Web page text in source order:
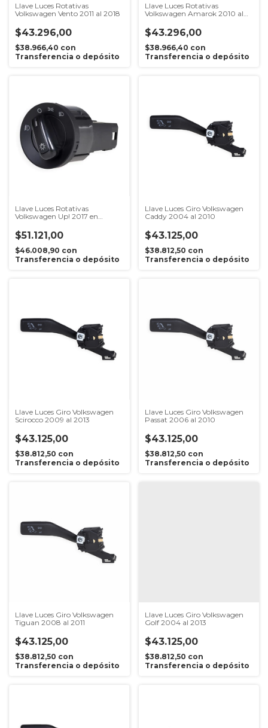
Llave Luces Rotativas
Volkswagen Vento 2011 al 2018
$43.296,00
$38.966,40 con
Transferencia o depósito
Llave Luces Rotativas
Volkswagen Amarok 2010 al
$43.296,00
$38.966,40 con
Transferencia o depósito
Llave Luces Rotativas
Volkswagen Up! 2017 en
$51.121,00
$46.008,90 con
Transferencia o depósito
Llave Luces Giro Volkswagen
Caddy 2004 al 2010
$43.125,00
$38.812,50 con
Transferencia o depósito
Llave Luces Giro Volkswagen
Scirocco 2009 al 2013
$43.125,00
$38.812,50 con
Transferencia o depósito
Llave Luces Giro Volkswagen
Passat 2006 al 2010
$43.125,00
$38.812,50 con
Transferencia o depósito
Llave Luces Giro Volkswagen
Tiguan 2008 al 2011
$43.125,00
$38.812,50 con
Transferencia o depósito
Llave Luces Giro Volkswagen
Golf 2004 al 2013
$43.125,00
$38.812,50 con
Transferencia o depósito